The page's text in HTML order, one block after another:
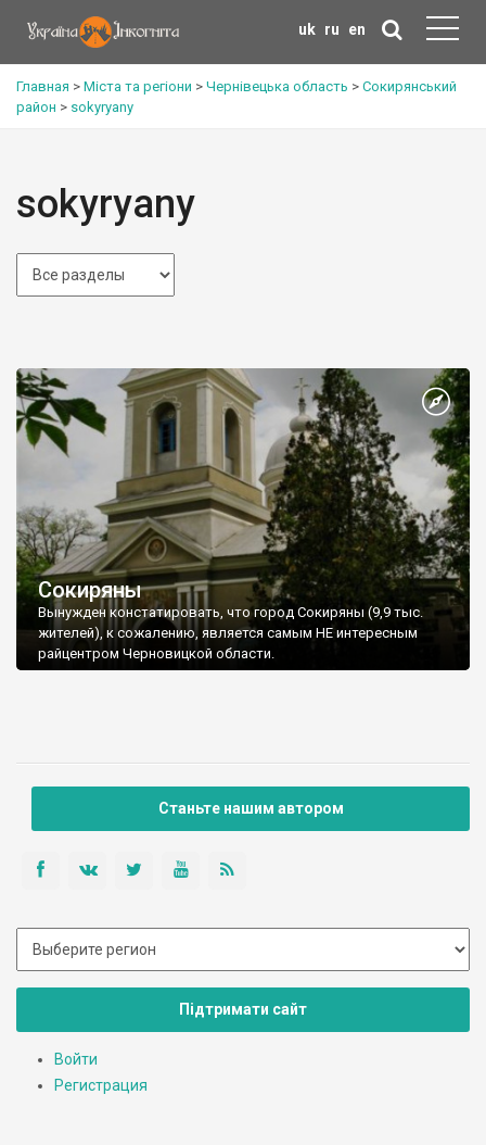
uk ru en
Главная > Міста та регіони > Чернівецька область > Сокирянський
район > sokyryany
sokyryany
Сокиряны
Вынужден констатировать, что город Сокиряны (9,9 тыс.
жителей), к сожалению, является самым НЕ интересным
райцентром Черновицкой области.
Станьте нашим автором
Підтримати сайт
Войти
Регистрация